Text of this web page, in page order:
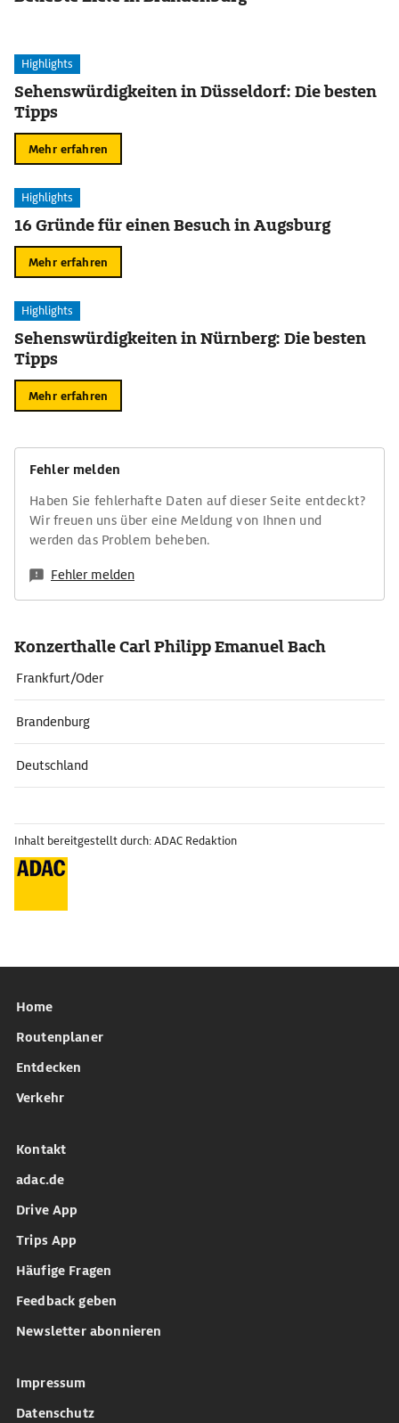
Highlights
Sehenswürdigkeiten in Düsseldorf: Die besten
Tipps
Mehr erfahren
Highlights
16 Gründe für einen Besuch in Augsburg
Mehr erfahren
Highlights
Sehenswürdigkeiten in Nürnberg: Die besten
Tipps
Mehr erfahren
Fehler melden
Haben Sie fehlerhafte Daten auf dieser Seite entdeckt?
Wir freuen uns über eine Meldung von Ihnen und
werden das Problem beheben.
Fehler melden
Konzerthalle Carl Philipp Emanuel Bach
Frankfurt/Oder
Brandenburg
Deutschland
Inhalt bereitgestellt durch: ADAC Redaktion
Home
Routenplaner
Entdecken
Verkehr
Kontakt
adac.de
Drive App
Trips App
Häufige Fragen
Feedback geben
Newsletter abonnieren
Impressum
Datenschutz